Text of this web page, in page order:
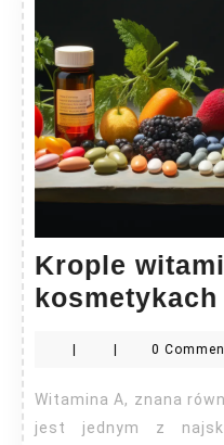
Krople
kosmetykach
| | 0
Witamina A, znana również jako retinol lub retinoidy,
jest jednym z